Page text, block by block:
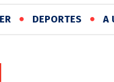
DEPORTES A